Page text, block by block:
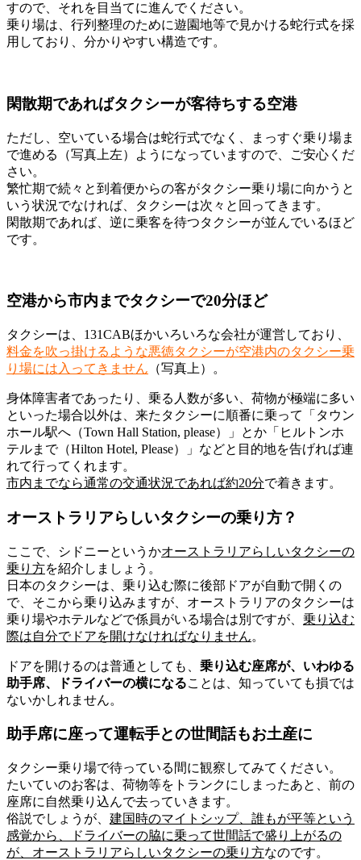
すので、 それを目当てに進んでください。
乗り場は、行列整理のために遊園地等で見かける蛇行式を採
用しており、分かりやすい構造です。
閑散期であればタクシーが客待ちする空港
ただし、空いている場合は蛇行式でなく、まっすぐ乗り場ま
で進める（写真上左）ようになっていますので、ご安心くだ
さい。
繁忙期で続々と到着便からの客がタクシー乗り場に向かうと
いう状況でなければ、
タクシーは次々と回ってきます。
閑散期であれば、逆に乗客を待つタクシーが並んでいるほど
です。
空港から市内までタクシーで20分ほど
タクシーは、131CABほかいろいろな会社が運営しており、
料金を吹っ掛けるような悪徳タクシーが空港内のタクシー乗
り場には入ってきません （写真上）。
身体障害者であったり、乗る人数が多い、荷物が極端に多い
といった場合以外は、 来たタクシーに順番に乗って
「タウン
ホール駅へ（Town Hall Station, please）」とか「ヒルトンホ
テルまで（Hilton Hotel, Please）」などと 目的地を告げれば連
れて行ってくれます。
市内までなら通常の交通状況であれば約20分で着きます。
オーストラリアらしいタクシーの乗り方？
ここで、シドニーというかオーストラリアらしいタクシーの
乗り方を紹介しましょう。
日本のタクシーは、乗り込む際に後部ドアが自動で開くの
で、そこから乗り込みますが、オーストラリアのタクシーは
乗り場やホテルなどで係員がいる場合は別ですが、 乗り込む
際は自分でドアを開けなければなりません。
ドアを開けるのは普通としても、 乗り込む座席が、いわゆる
助手席、ドライバーの横になることは、知っていても損では
ないかしれません。
助手席に座って運転手との世間話もお土産に
タクシー乗り場で待っている間に観察してみてください。
たいていのお客は、荷物等をトランクにしまったあと、前の
座席に自然乗り込んで去っていきます。
俗説でしょうが、 建国時のマイトシップ、誰もが平等という
感覚から、ドライバーの脇に乗って世間話で盛り上がるの
が、オーストラリアらしいタクシーの乗り方なのです。